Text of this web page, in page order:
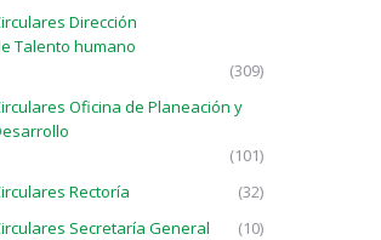
Dirección
Talento humano
(309)
Oficina de Planeación y
(101)
Rectoría
(32)
Secretaría General
(10)